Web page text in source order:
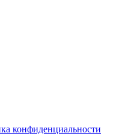
конфиденциальности